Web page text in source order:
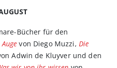
Bücher für den
von Diego Muzzi, Die
Adwin de Kluyver und den